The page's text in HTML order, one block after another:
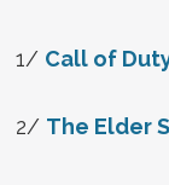
1/ Call of
2/ The Elder